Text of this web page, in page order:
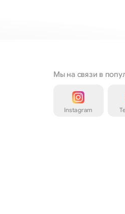
Мы на связи в
Instagram